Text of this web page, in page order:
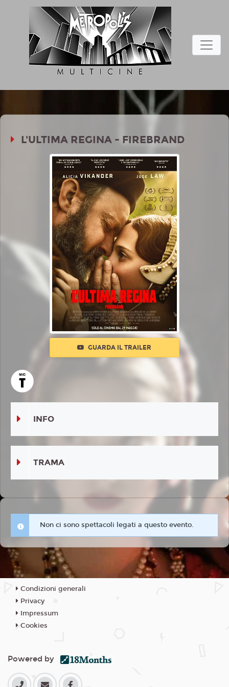
L'ULTIMA REGINA - FIREBRAND
GUARDA IL TRAILER
INFO
TRAMA
Non ci sono spettacoli legati a questo evento.
Condizioni generali
Privacy
Impressum
Cookies
Powered by